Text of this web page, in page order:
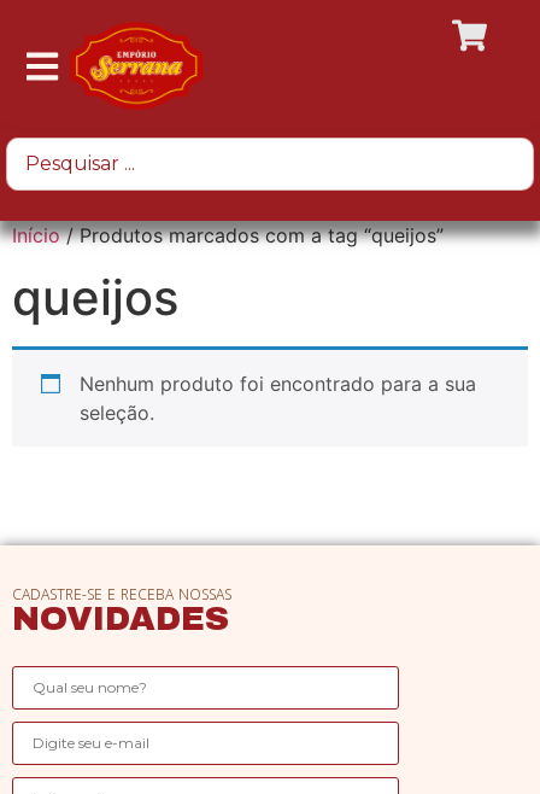
Início/ Produtos marcados com a tag “queijos”
queijos
Nenhum produto foi encontrado para a sua
seleção.
CADASTRE-SE E RECEBA NOSSAS
NOVIDADES